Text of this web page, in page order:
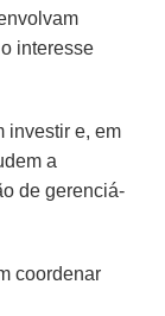
interesse
investir e, em
a
de gerenciá-
coordenar